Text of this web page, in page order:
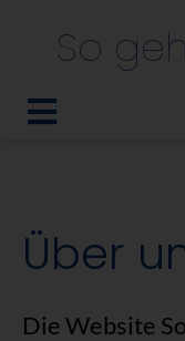
So
Über
Die Website